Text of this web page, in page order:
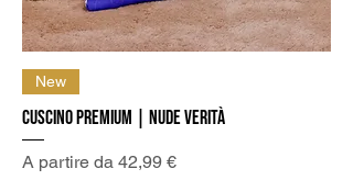
New
Cuscino Premium | Nude Verità
A partire da 42,99 €
Prezzo scontato